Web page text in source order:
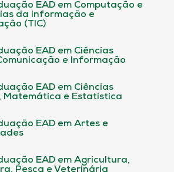
EAD em Computação e
da informação e
(TIC)
EAD em Ciências
e Informação
EAD em Ciências
Matemática e Estatística
EAD em Artes e
EAD em Agricultura,
Pesca e Veterinária